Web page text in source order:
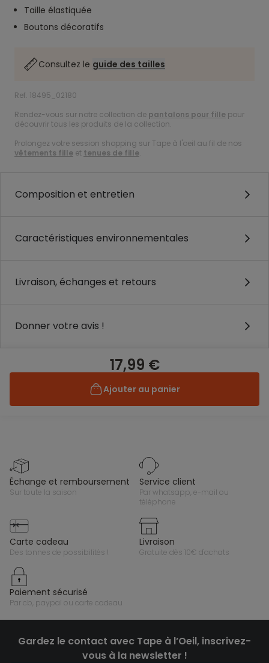
Taille élastiquée
Boutons décoratifs
Consultez le guide des tailles
Ref. 18495_02180
Rendez-vous sur notre collection de pantalons pour fille pour
découvrir tous les produits de la collection.
Prolongez votre session shopping sur Tape à l'oeil au fil de nos
vêtements fille et tenues de fille.
Composition et entretien
Caractéristiques environnementales
Livraison, échanges et retours
Donner votre avis !
17,99 €
Ajouter au panier
échange et remboursement
sur toute la saison
service client
par whatsapp, e-mail ou
téléphone
carte cadeau
des tonnes de possibilités !
livraison
gratuite dès 10€ d'achats
paiement sécurisé
par cb, paypal ou carte cadeau
Gardez le contact avec Tape à l’Oeil, inscrivez-
vous à la newsletter !